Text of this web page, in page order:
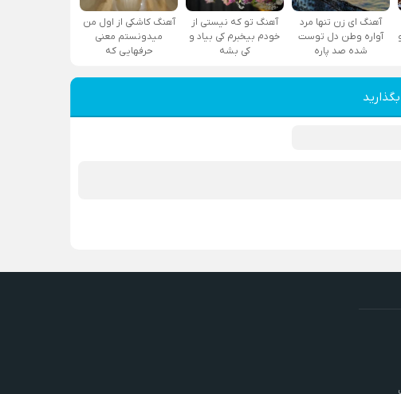
آهنگ ای زن تنها مرد
آواره وطن دل توست
شده صد پاره
آهنگ تو که نیستی از
خودم بیخبرم کی بیاد و
کی بشه
آهنگ کاشکی از اول من
میدونستم معنی
حرفهایی که